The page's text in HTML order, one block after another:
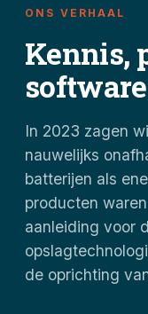
ONS VERHAAL
Kennis,
In 2023 zagen
nauwelijks
batterijen als
producten
aanleiding voor
de oprichting